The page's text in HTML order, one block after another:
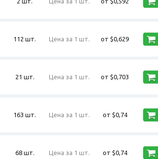
112 шт. Цена за 1 шт. от $0,629
21 шт. Цена за 1 шт. от $0,703
163 шт. Цена за 1 шт. от $0,74
68 шт. Цена за 1 шт. от $0,74